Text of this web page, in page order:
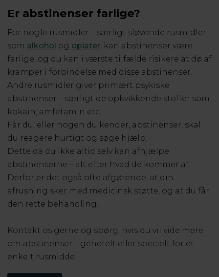
Er abstinenser farlige?
For nogle rusmidler – særligt sløvende rusmidler
som alkohol og opiater, kan abstinenser være
farlige, og du kan i værste tilfælde risikere at dø af
kramper i forbindelse med disse abstinenser.
Andre rusmidler giver primært psykiske
abstinenser – særligt de opkvikkende stoffer som
kokain, amfetamin etc.
Får du, eller nogen du kender, abstinenser, skal
du reagere hurtigt og søge hjælp.
Dette da du ikke altid selv kan afhjælpe
abstinenserne – alt efter hvad de kommer af.
Derfor er det også ofte afgørende, at din
afrusning sker med medicinsk støtte, og at du får
den rette behandling.
Kontakt os gerne og spørg, hvis du vil vide mere
om abstinenser – generelt eller specielt for et
enkelt rusmiddel.